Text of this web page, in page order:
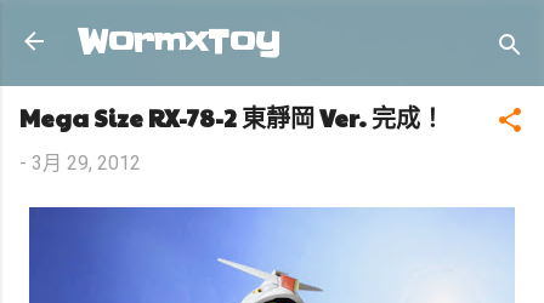
跳到主要內容
WormxToy
Mega Size RX-78-2 東靜岡 Ver. 完成！
- 3月 29, 2012